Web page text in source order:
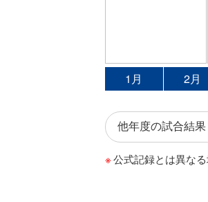
1月 2月
公式記録とは異な